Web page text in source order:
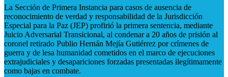
La Sección de Primera Instancia para casos de ausencia de
reconocimiento de verdad y responsabilidad de la Jurisdicción
Especial para la Paz (JEP) profirió la primera sentencia, mediante
Juicio Adversarial Transicional, al condenar a 20 años de prisión al
coronel retirado Publio Hernán Mejía Gutiérrez por crímenes de
guerra y de lesa humanidad cometidos en el marco de ejecuciones
extrajudiciales y desapariciones forzadas presentadas ilegítimamente
como bajas en combate.